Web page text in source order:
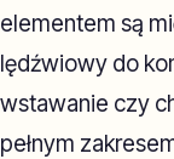
elementem są
lędźwiowy do
wstawanie czy
pełnym